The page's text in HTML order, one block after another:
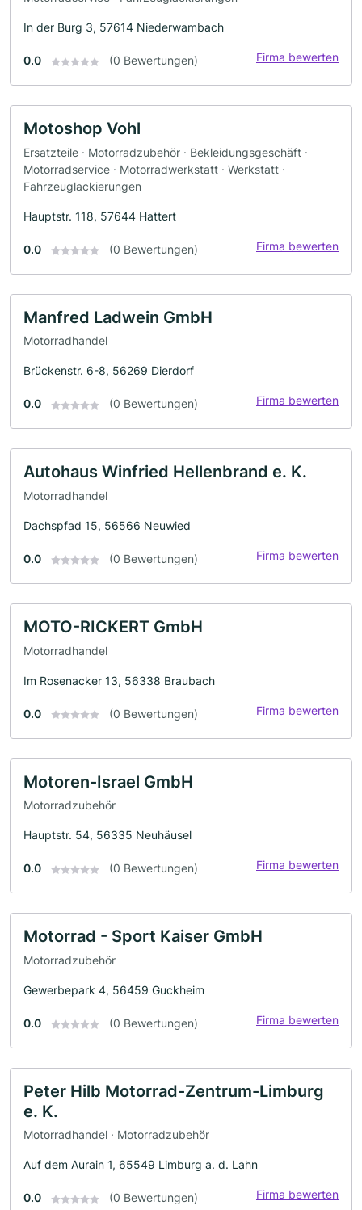
In der Burg 3, 57614 Niederwambach
0.0 (0 Bewertungen) Firma bewerten
Motoshop Vohl
Ersatzteile · Motorradzubehör · Bekleidungsgeschäft ·
Motorradservice · Motorradwerkstatt · Werkstatt ·
Fahrzeuglackierungen
Hauptstr. 118, 57644 Hattert
0.0 (0 Bewertungen) Firma bewerten
Manfred Ladwein GmbH
Motorradhandel
Brückenstr. 6-8, 56269 Dierdorf
0.0 (0 Bewertungen) Firma bewerten
Autohaus Winfried Hellenbrand e. K.
Motorradhandel
Dachspfad 15, 56566 Neuwied
0.0 (0 Bewertungen) Firma bewerten
MOTO-RICKERT GmbH
Motorradhandel
Im Rosenacker 13, 56338 Braubach
0.0 (0 Bewertungen) Firma bewerten
Motoren-Israel GmbH
Motorradzubehör
Hauptstr. 54, 56335 Neuhäusel
0.0 (0 Bewertungen) Firma bewerten
Motorrad - Sport Kaiser GmbH
Motorradzubehör
Gewerbepark 4, 56459 Guckheim
0.0 (0 Bewertungen) Firma bewerten
Peter Hilb Motorrad-Zentrum-Limburg
e. K.
Motorradhandel · Motorradzubehör
Auf dem Aurain 1, 65549 Limburg a. d. Lahn
0.0 (0 Bewertungen) Firma bewerten